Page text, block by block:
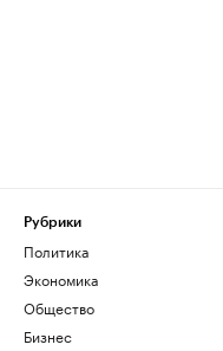
Рубрики
Политика
Экономика
Общество
Бизнес